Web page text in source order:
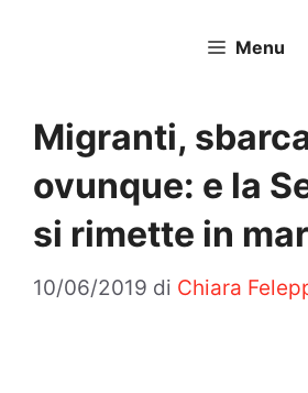
Menu
Migranti,
ovunque: e la
si rimette in
10/06/2019 di Chiara